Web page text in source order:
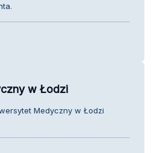
w Łodzi
Medyczny w Łodzi